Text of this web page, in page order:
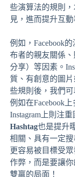
些演算法的規則
見，進而提升互動
例如，Facebook
布者的親友關係
分享）等因素。
質、有創意的圖
些規則後，我們
例如在Facebook
Instagram上則注
Hashtag也是提升
相關、具有一定搜
更容易被目標受
作弊，而是要讓
雙贏的局面！